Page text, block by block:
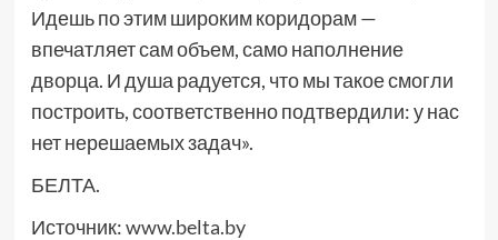
Идешь по этим широким коридорам —
впечатляет сам объем, само наполнение
дворца. И душа радуется, что мы такое смогли
построить, соответственно подтвердили: у нас
нет нерешаемых задач».
БЕЛТА.
Источник:www.belta.by